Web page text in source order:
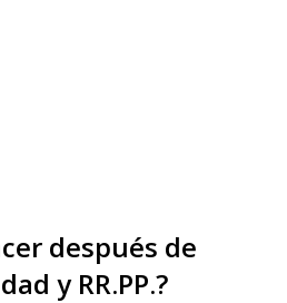
después de
y RR.PP.?